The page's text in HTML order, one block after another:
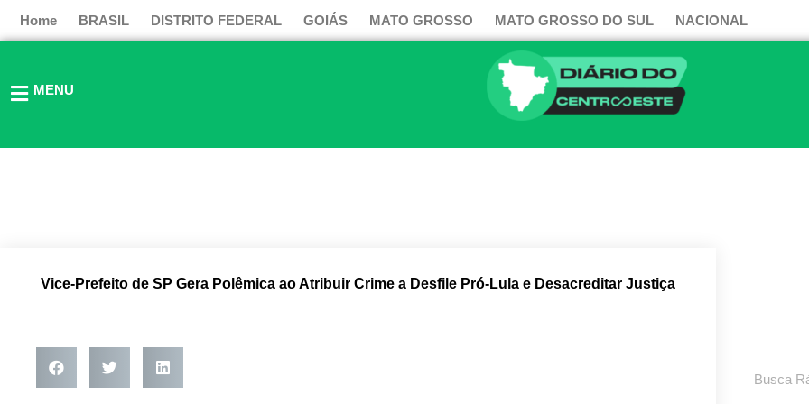
para
conteúdo
Home BRASIL DISTRITO FEDERAL GOIÁS MATO GROSSO MATO GROSSO DO SUL NACIONAL
MENU
Vice-Prefeito de SP Gera Polêmica ao Atribuir Crime a Desfile Pró-Lula e Desacreditar Justiça